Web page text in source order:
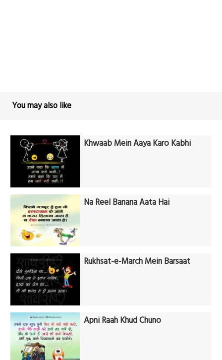
You may also like
Khwaab Mein Aaya Karo Kabhi
Na Reel Banana Aata Hai
Rukhsat-e-March Mein Barsaat
Apni Raah Khud Chuno